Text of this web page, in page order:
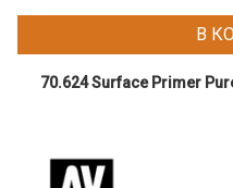
В
70.624 Surface Primer